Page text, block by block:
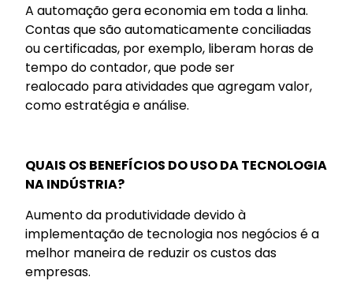
A automação gera economia em toda a linha.
Contas que são automaticamente conciliadas
ou certificadas, por exemplo, liberam horas de
tempo do contador, que pode ser
realocado para atividades que agregam valor,
como estratégia e análise.
QUAIS OS BENEFÍCIOS DO USO DA TECNOLOGIA
NA INDÚSTRIA?
Aumento da produtividade devido à
implementação de tecnologia nos negócios é a
melhor maneira de reduzir os custos das
empresas.